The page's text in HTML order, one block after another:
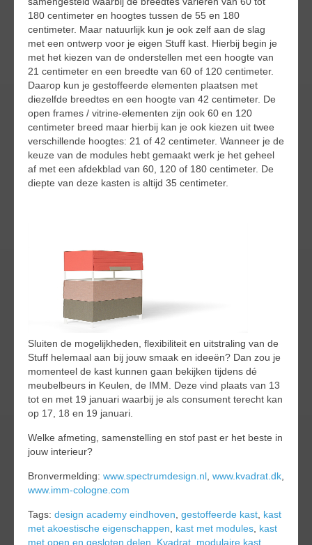
180 centimeter en hoogtes tussen de 55 en 180
centimeter. Maar natuurlijk kun je ook zelf aan de slag
met een ontwerp voor je eigen Stuff kast. Hierbij begin je
met het kiezen van de onderstellen met een hoogte van
21 centimeter en een breedte van 60 of 120 centimeter.
Daarop kun je gestoffeerde elementen plaatsen met
diezelfde breedtes en een hoogte van 42 centimeter. De
open frames / vitrine-elementen zijn ook 60 en 120
centimeter breed maar hierbij kan je ook kiezen uit twee
verschillende hoogtes: 21 of 42 centimeter. Wanneer je de
keuze van de modules hebt gemaakt werk je het geheel
af met een afdekblad van 60, 120 of 180 centimeter. De
diepte van deze kasten is altijd 35 centimeter.
Sluiten de mogelijkheden, flexibiliteit en uitstraling van de
Stuff helemaal aan bij jouw smaak en ideeën? Dan zou je
momenteel de kast kunnen gaan bekijken tijdens dé
meubelbeurs in Keulen, de IMM. Deze vind plaats van 13
tot en met 19 januari waarbij je als consument terecht kan
op 17, 18 en 19 januari.
Welke afmeting, samenstelling en stof past er het beste in
jouw interieur?
Bronvermelding: www.spectrumdesign.nl www.kvadrat.dk
www.imm-cologne.com
Tags: design academy eindhoven gestoffeerde kast kast
met akoestische eigenschappen
kast met modules kast
met open en gesloten delen
Kvadrat modulaire kast